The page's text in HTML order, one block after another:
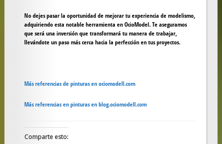
No dejes pasar la oportunidad de mejorar tu experiencia de modelismo,
adquiriendo esta notable herramienta en OcioModel. Te aseguramos
que será una inversión que transformará tu manera de trabajar,
llevándote un paso más cerca hacia la perfección en tus proyectos.
Más referencias de pinturas en ociomodell.com
Más referencias en pinturas en blog.ociomodell.com
Comparte esto: